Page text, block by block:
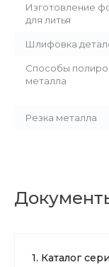
Изготовление
для литья
Шлифовка
Способы
металла
Резка металла
1. Каталог